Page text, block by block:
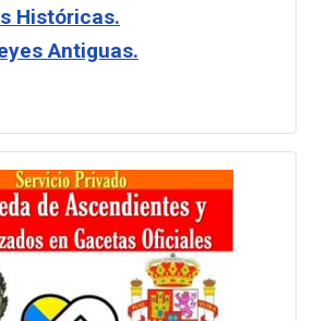
Históricas.
Antiguas.